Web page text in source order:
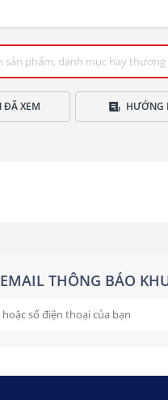
ĐÃ XEM HƯỚNG
THÔNG BÁO